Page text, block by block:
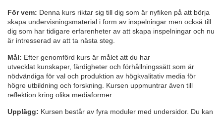
u
r
s
e
d
För vem: Denna kurs riktar sig till dig som är nyfiken på att börja
skapa undervisningsmaterial i form av inspelningar men också till
dig som har tidigare erfarenheter av att skapa inspelningar och nu
är intresserad av att ta nästa steg.
Mål: Efter genomförd kurs är målet att du har
utvecklat kunskaper, färdigheter och förhållningssätt som är
nödvändiga för val och produktion av högkvalitativ media för
högre utbildning och forskning. Kursen uppmuntrar även till
reflektion kring olika mediaformer.
Upplägg: Kursen består av fyra moduler med undersidor. Du kan